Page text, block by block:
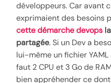
développeurs. Car avant
exprimaient des besoins
cette démarche devops
partagée. Si un Dev a
lui-même un fichier
faut 2 CPU et 3 Go de
bien appréhender ce